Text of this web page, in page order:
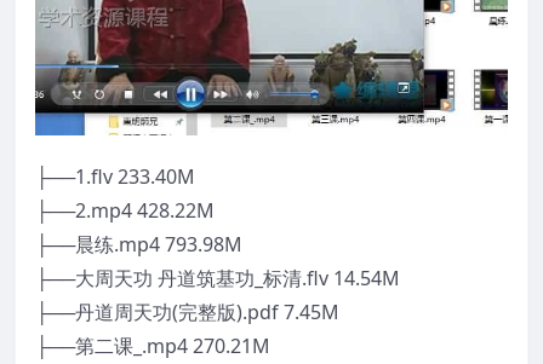
├──1.flv 233.40M
├──2.mp4 428.22M
├──晨练.mp4 793.98M
├──大周天功 丹道筑基功_标清.flv 14.54M
├──丹道周天功(完整版).pdf 7.45M
├──第二课_.mp4 270.21M